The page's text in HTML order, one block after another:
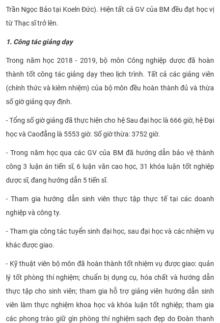
Trần Ngọc Bảo tại Koeln Đức). Hiện tất cả GV của BM đều đạt học vị
từ Thạc sĩ trở lên.
1. Công tác giảng dạy
Trong năm học 2018 - 2019, bộ môn Công nghiệp dược đã hoàn
thành tốt công tác giảng dạy theo lịch trình. Tất cả các giảng viên
(chính thức và kiêm nhiệm) của bộ môn đều hoàn thành đủ và thừa
số giờ giảng quy định.
- Tổng số giờ giảng đã thực hiện cho hệ Sau đại học là 666 giờ, hệ Đại
học và Caođẳng là 5553 giờ. Số giờ thừa: 3752 giờ.
- Trong năm học qua các GV của BM đã hướng dẫn bảo vệ thành
công 3 luận án tiến sĩ, 6 luận văn cao học, 31 khóa luận tốt nghiệp
dược sĩ, đang hướng dẫn 5 tiến sĩ.
- Tham gia hướng dẫn sinh viên thực tập thực tế tại các doanh
nghiệp và công ty.
- Tham gia công tác tuyển sinh đại học, sau đại học và các nhiệm vụ
khác được giao.
- Kỹ thuật viên bộ môn đã hoàn thành tốt nhiệm vụ được giao: quản
lý tốt phòng thí nghiệm; chuẩn bị dụng cụ, hóa chất và hướng dẫn
thực tập cho sinh viên; tham gia hỗ trợ giảng viên hướng dẫn sinh
viên làm thực nghiệm khoa học và khóa luận tốt nghiệp; tham gia
các phong trào giữ gìn phòng thí nghiệm sạch đẹp do Đoàn thanh